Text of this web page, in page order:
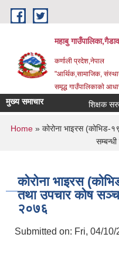
Skip to main content
महाबु
कर्णाली प्रदेश,नेपाल
"आर्थिक,सामाजिक,
समृद्ध गाउँपालिकाकाे
मुख्य समाचार शिक्षक
You are here
Home » कोरोना भाइरस (कोभिड-
कोरोना भाइरस
तथा उपचार कोष
२०७६
Submitted on: Fri, 04/